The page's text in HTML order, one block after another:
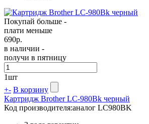
Покупай больше -
плати меньше
690р.
в наличии -
получи в пятницу
1шт
+- В корзину
Картридж Brother LC-980Bk черный
Код производителя:аналог LC980BK